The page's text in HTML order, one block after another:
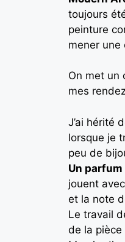
toujours
peinture
mener une
On met un
mes
J’ai hérité
lorsque je
peu de
Un parfum
jouent
et la note
Le travail
de la pièce